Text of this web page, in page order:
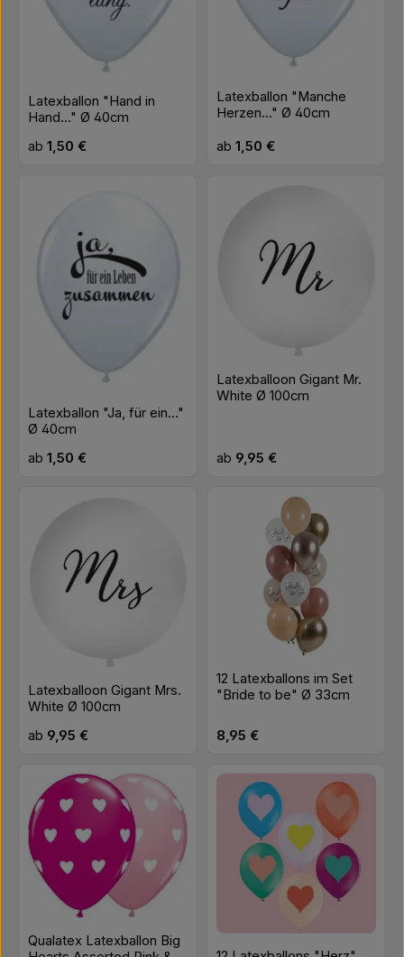
Latexballon "Hand in
Hand..." Ø 40cm
Regulärer Preis:
ab1,50 €
Latexballon "Manche
Herzen..." Ø 40cm
Regulärer Preis:
ab1,50 €
Latexballon "Ja, für ein..."
Ø 40cm
Regulärer Preis:
ab1,50 €
Latexballoon Gigant Mr.
White Ø 100cm
Regulärer Preis:
ab 9,95 €
Latexballoon Gigant Mrs.
White Ø 100cm
Regulärer Preis:
ab 9,95 €
12 Latexballons im Set
"Bride to be" Ø 33cm
Regulärer Preis:
8,95 €
Qualatex Latexballon Big